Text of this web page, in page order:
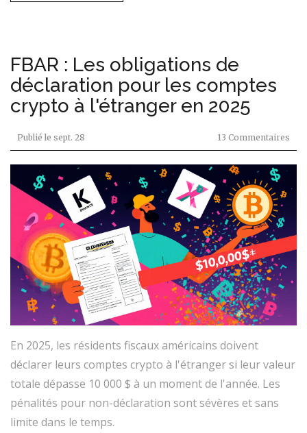
FBAR : Les obligations de
déclaration pour les comptes
crypto à l'étranger en 2025
Publié le sept. 28 13 Commentaires
En 2025, les résidents fiscaux américains doivent
déclarer leurs comptes crypto à l'étranger si leur valeur
totale dépasse 10 000 $ à un moment de l'année. Les
pénalités pour non-déclaration sont sévères et sans
limite dans le temps.